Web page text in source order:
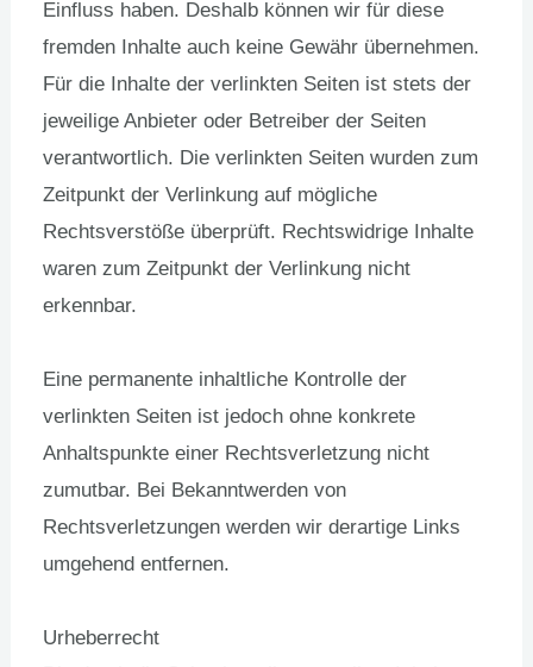
Einfluss haben. Deshalb können wir für diese
fremden Inhalte auch keine Gewähr übernehmen.
Für die Inhalte der verlinkten Seiten ist stets der
jeweilige Anbieter oder Betreiber der Seiten
verantwortlich. Die verlinkten Seiten wurden zum
Zeitpunkt der Verlinkung auf mögliche
Rechtsverstöße überprüft. Rechtswidrige Inhalte
waren zum Zeitpunkt der Verlinkung nicht
erkennbar.
Eine permanente inhaltliche Kontrolle der
verlinkten Seiten ist jedoch ohne konkrete
Anhaltspunkte einer Rechtsverletzung nicht
zumutbar. Bei Bekanntwerden von
Rechtsverletzungen werden wir derartige Links
umgehend entfernen.
Urheberrecht